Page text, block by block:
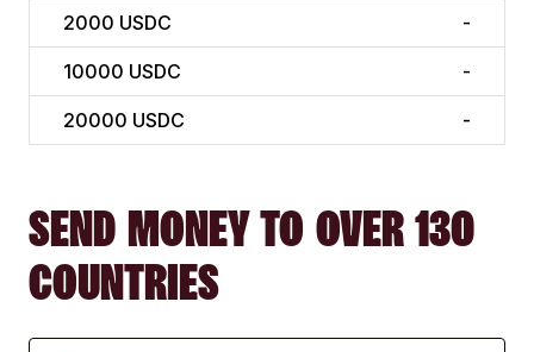
2000 USDC -
10000 USDC -
20000 USDC -
SEND MONEY TO OVER 130
COUNTRIES